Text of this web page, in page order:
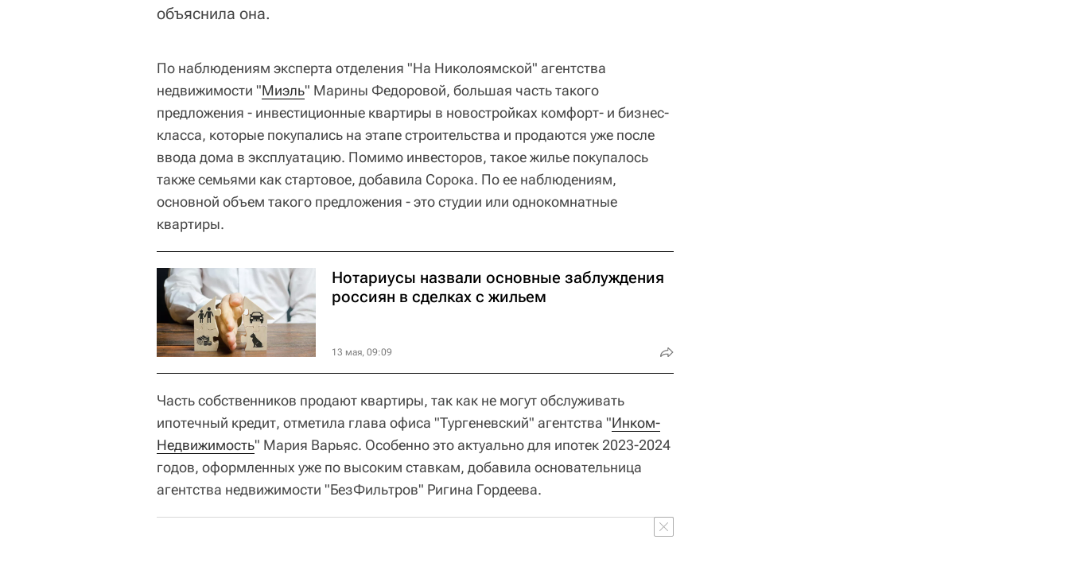
объяснила она.
По наблюдениям эксперта отделения "На Николоямской" агентства
недвижимости "Миэль" Марины Федоровой, большая часть такого
предложения - инвестиционные квартиры в новостройках комфорт- и бизнес-
класса, которые покупались на этапе строительства и продаются уже после
ввода дома в эксплуатацию. Помимо инвесторов, такое жилье покупалось
также семьями как стартовое, добавила Сорока. По ее наблюдениям,
основной объем такого предложения - это студии или однокомнатные
квартиры.
Нотариусы назвали основные заблуждения
россиян в сделках с жильем
13 мая, 09:09
Часть собственников продают квартиры, так как не могут обслуживать
ипотечный кредит, отметила глава офиса "Тургеневский" агентства "Инком-
Недвижимость" Мария Варьяс. Особенно это актуально для ипотек 2023-2024
годов, оформленных уже по высоким ставкам, добавила основательница
агентства недвижимости "БезФильтров" Ригина Гордеева.